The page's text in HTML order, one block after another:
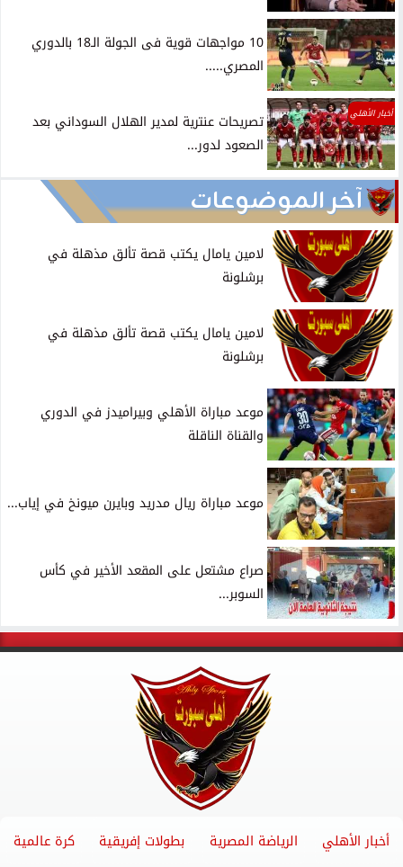
10 مواجهات قوية فى الجولة الـ18 بالدوري
المصري.....
أخبار الأهلي
تصريحات عنترية لمدير الهلال السوداني بعد
الصعود لدور...
آخر الموضوعات
لامين يامال يكتب قصة تألق مذهلة في
برشلونة
لامين يامال يكتب قصة تألق مذهلة في
برشلونة
موعد مباراة الأهلي وبيراميدز في الدوري
والقناة الناقلة
موعد مباراة ريال مدريد وبايرن ميونخ في إياب...
صراع مشتعل على المقعد الأخير في كأس
السوبر...
أخبار الأهلي الرياضة المصرية بطولات إفريقية كرة عالمية